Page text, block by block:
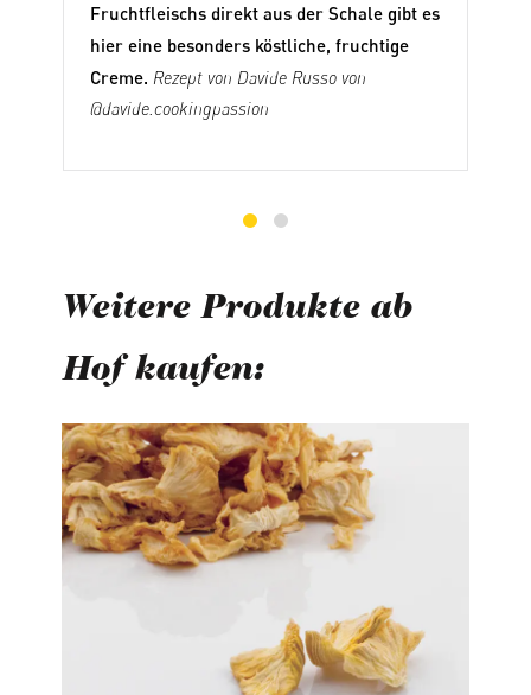
Fruchtfleischs direkt aus der Schale gibt es
hier eine besonders köstliche, fruchtige
Creme. Rezept von Davide Russo von
@davide.cookingpassion
Weitere Produkte ab
Hof kaufen:
Produktgalerie überspringen